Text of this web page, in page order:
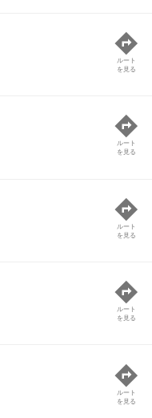
ルート
を見る
ルート
を見る
ルート
を見る
ルート
を見る
ルート
を見る